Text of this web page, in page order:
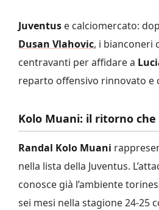
Juventus e calciomercato:
Dusan Vlahovic, i bianconeri
centravanti per affidare a
reparto offensivo rinnovato e
Kolo Muani: il ritorno che
Randal Kolo Muani
nella lista della Juventus.
conosce già l’ambiente
sei mesi nella stagione 24-25